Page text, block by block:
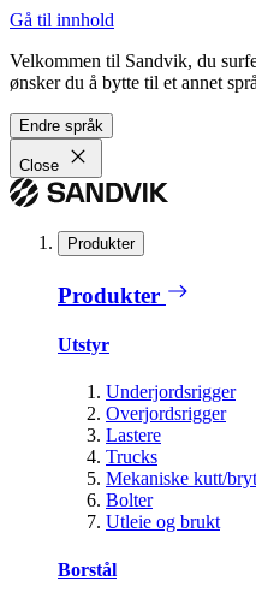
Gå til innhold
Velkommen til Sandvik, du
ønsker du å bytte til et annet
Endre språk
Close
Produkter
Produkter
Utstyr
Underjordsrigger
Overjordsrigger
Lastere
Trucks
Mekaniske kutt/
Bolter
Utleie og brukt
Borstål